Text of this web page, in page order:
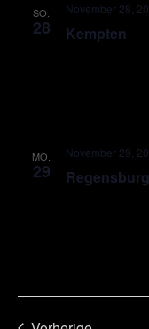
SO.
28 Kempten
November 28,
MO.
29 Regensburg
November 29,